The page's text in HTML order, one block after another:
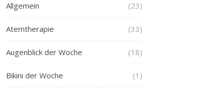
Allgemein (23)
Atemtherapie (33)
Augenblick der Woche (18)
Bikini der Woche (1)